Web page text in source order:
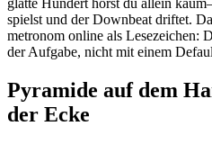
glatte Hundert hörst du allein
spielst und der Downbeat driftet.
metronom online als Lesezeichen:
der Aufgabe, nicht mit einem
Pyramide auf dem
der Ecke